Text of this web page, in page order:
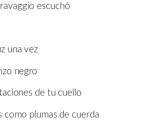
escuchó
una vez
negro
de tu cuello
como plumas de cuerda